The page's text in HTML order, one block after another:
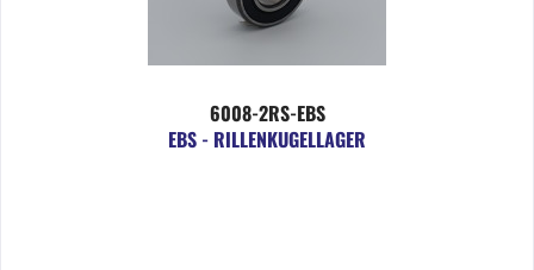
6008-2RS-EBS
EBS - RILLENKUGELLAGER